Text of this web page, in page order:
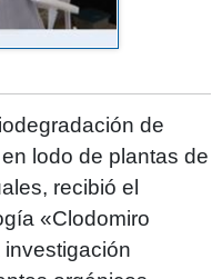
de
lodo de plantas de
recibió el
«Clodomiro